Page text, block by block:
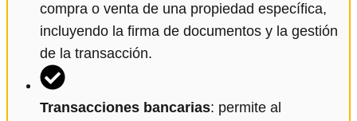
compra o venta de una propiedad específica,
incluyendo la firma de documentos y la gestión
de la transacción.
Transacciones bancarias: permite al